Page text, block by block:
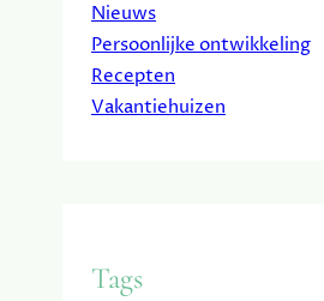
Nieuws
Persoonlijke ontwikkeling
Recepten
Vakantiehuizen
Tags